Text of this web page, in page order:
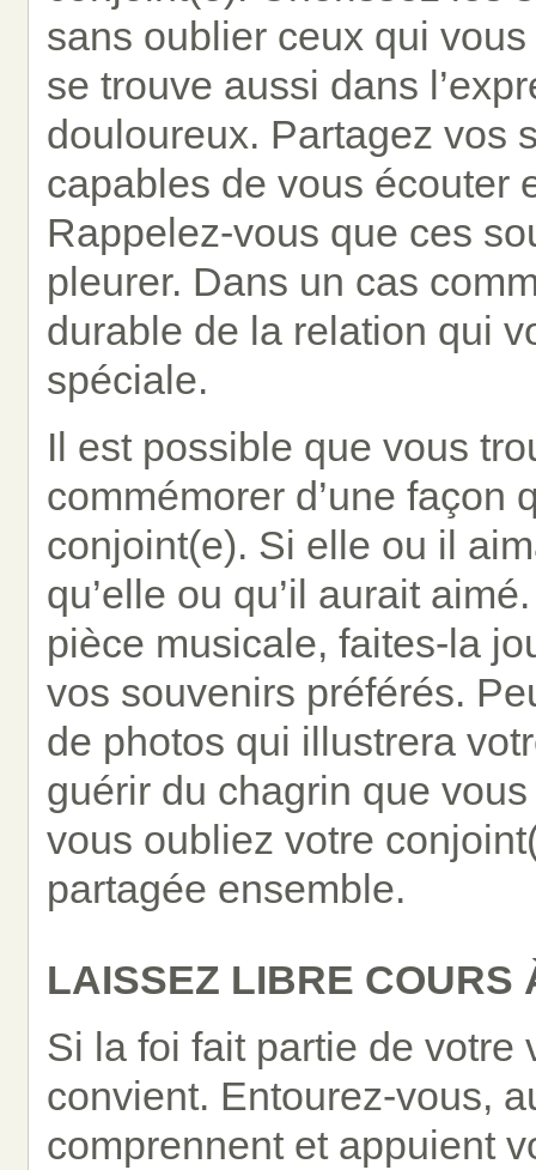
sans oublier ceux qui
se trouve aussi dans
douloureux. Partagez vos
capables de vous écouter
Rappelez-vous que ces
pleurer. Dans un cas
durable de la relation qui
spéciale.
Il est possible que vous
commémorer d’une façon
conjoint(e). Si elle ou il
qu’elle ou qu’il aurait
pièce musicale, faites-la
vos souvenirs préférés.
de photos qui illustrera
guérir du chagrin que
vous oubliez votre
partagée ensemble.
LAISSEZ LIBRE COURS
Si la foi fait partie de votre
convient. Entourez-vous,
comprennent et appuient